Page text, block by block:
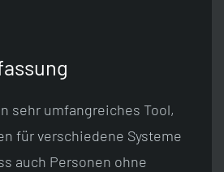
sehr umfangreiches Tool,
für verschiedene Systeme
auch Personen ohne